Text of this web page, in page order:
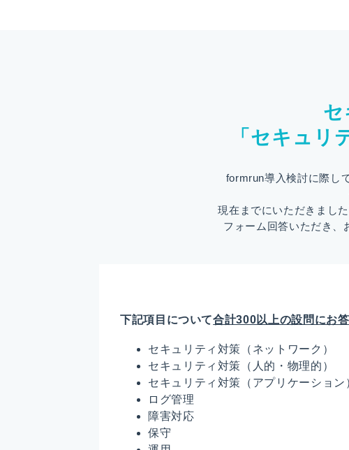
セ
「セキュリ
formrun導入検討に際し
現在までにいただきまし
フォーム回答いただき、
下記項目について合計300以上の設問にお答
セキュリティ対策（ネットワーク）
セキュリティ対策（人的・物理的）
セキュリティ対策（アプリケーション
ログ管理
障害対応
保守